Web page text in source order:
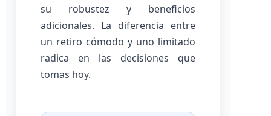
su robustez y beneficios
adicionales. La diferencia entre
un retiro cómodo y uno limitado
radica en las decisiones que
tomas hoy.